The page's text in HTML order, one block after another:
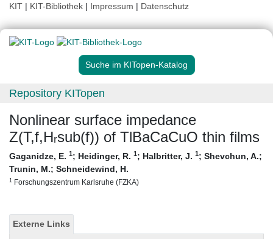
KIT | KIT-Bibliothek | Impressum | Datenschutz
Suche im KITopen-Katalog
Repository KITopen
Nonlinear surface impedance
Z(T,f,Hᵣsub(f)) of TlBaCaCuO thin films
Gaganidze, E. 1; Heidinger, R. 1; Halbritter, J. 1; Shevchun, A.;
Trunin, M.; Schneidewind, H.
1 Forschungszentrum Karlsruhe (FZKA)
Externe Links